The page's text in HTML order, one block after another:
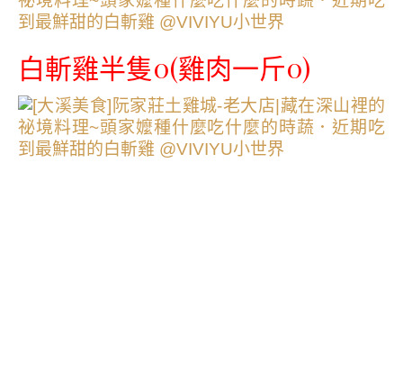
白斬雞半隻0(雞肉一斤0)